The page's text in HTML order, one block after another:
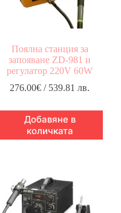
Поялна станция за
запояване ZD-981 и
регулатор 220V 60W
276.00€ / 539.81 лв.
Добавяне в
количката